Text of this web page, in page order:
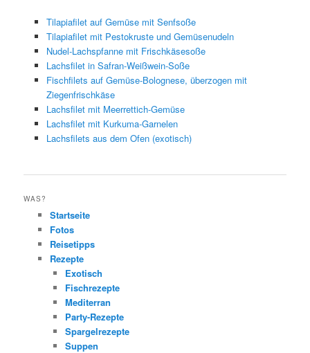
Tilapiafilet auf Gemüse mit Senfsoße
Tilapiafilet mit Pestokruste und Gemüsenudeln
Nudel-Lachspfanne mit Frischkäsesoße
Lachsfilet in Safran-Weißwein-Soße
Fischfilets auf Gemüse-Bolognese, überzogen mit
Ziegenfrischkäse
Lachsfilet mit Meerrettich-Gemüse
Lachsfilet mit Kurkuma-Garnelen
Lachsfilets aus dem Ofen (exotisch)
WAS?
Startseite
Fotos
Reisetipps
Rezepte
Exotisch
Fischrezepte
Mediterran
Party-Rezepte
Spargelrezepte
Suppen